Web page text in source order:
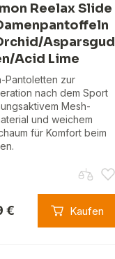
Reelax Slide
Asparsgud
Acid Lime
Pantoletten zur
nach dem Sport
Mesh-
und weichem
für Komfort beim
€ Kaufen